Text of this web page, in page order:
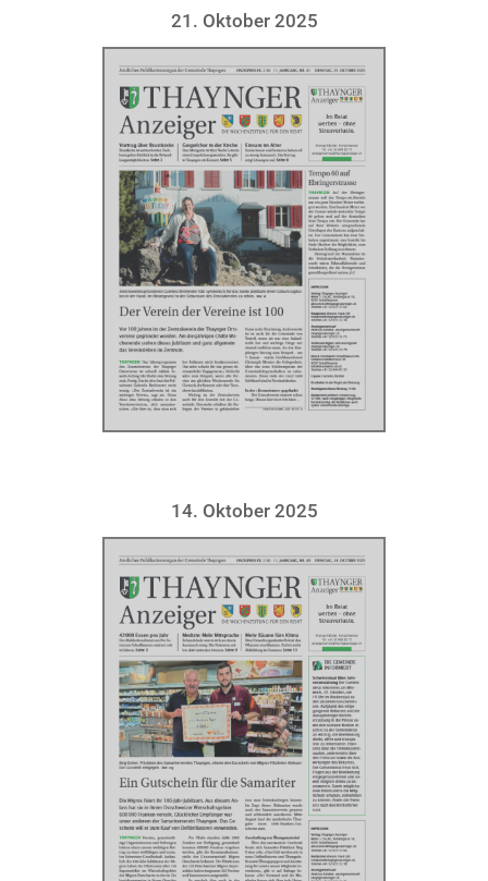
21. Oktober 2025
14. Oktober 2025